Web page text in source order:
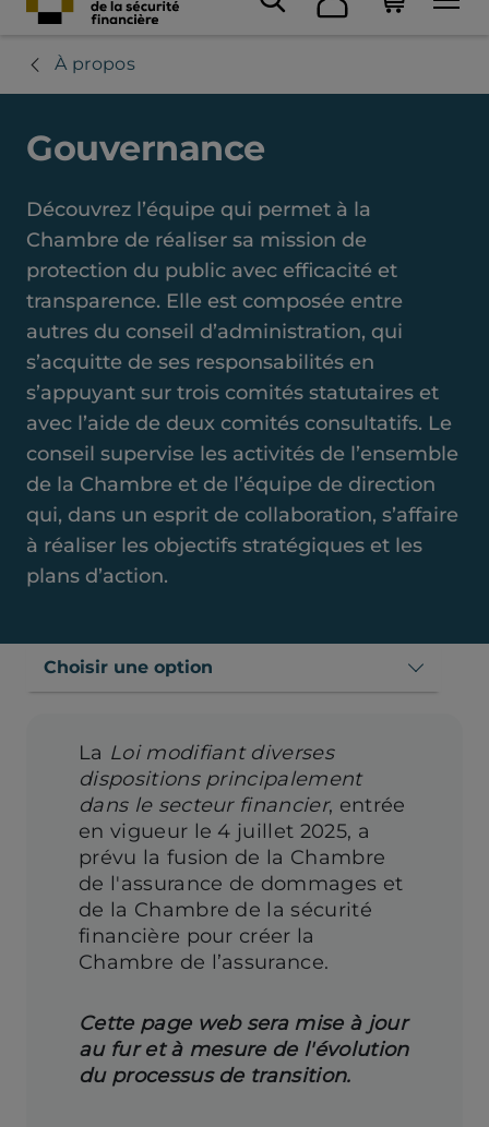
À propos
Gouvernance
Découvrez l’équipe qui permet à la
Chambre de réaliser sa mission de
protection du public avec efficacité et
transparence. Elle est composée entre
autres du conseil d’administration, qui
s’acquitte de ses responsabilités en
s’appuyant sur trois comités statutaires et
avec l’aide de deux comités consultatifs. Le
conseil supervise les activités de l’ensemble
de la Chambre et de l’équipe de direction
qui, dans un esprit de collaboration, s’affaire
à réaliser les objectifs stratégiques et les
plans d’action.
Choisir une option
La Loi modifiant diverses
dispositions principalement
dans le secteur financier, entrée
en vigueur le 4 juillet 2025, a
prévu la fusion de la Chambre
de l'assurance de dommages et
de la Chambre de la sécurité
financière pour créer la
Chambre de l’assurance.
Cette page web sera mise à jour
au fur et à mesure de l'évolution
du processus de transition.